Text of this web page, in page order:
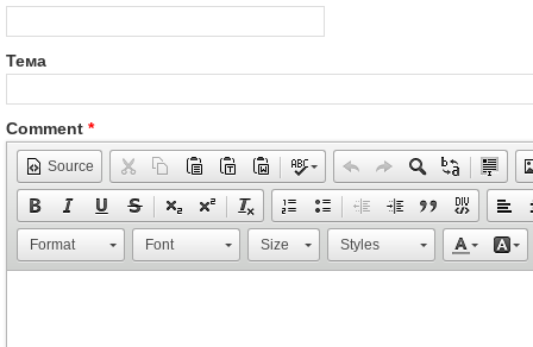
Тема
Comment *
Source
Format Font Size Styles